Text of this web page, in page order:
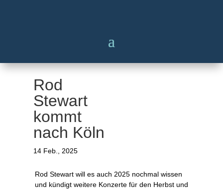
Rod
Stewart
kommt
nach Köln
14 Feb., 2025
Rod Stewart will es auch 2025 nochmal wissen
und kündigt weitere Konzerte für den Herbst und